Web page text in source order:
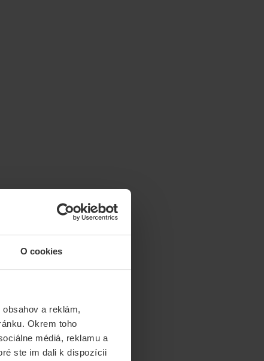
O cookies
a reklám,
Okrem toho
médiá, reklamu a
ste im dali k dispozícii